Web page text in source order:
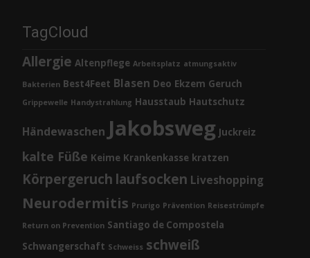
TagCloud
Allergie Altenpflege Arbeitsplatz atmungsaktiv
Bakterien Best4Feet Blasen Deo Ekzem Geruch
Grippewelle Handystrahlung Hausstaub Hautschutz
Händewaschen Jakobsweg Juckreiz
kalte Füße Keime Krankenkasse kratzen
Körpergeruch laufsocken Liveshopping
Neurodermitis Prurigo Prävention Reisestrümpfe
Return on Prevention Santiago de Compostela
Schwangerschaft Schweiss schweiß